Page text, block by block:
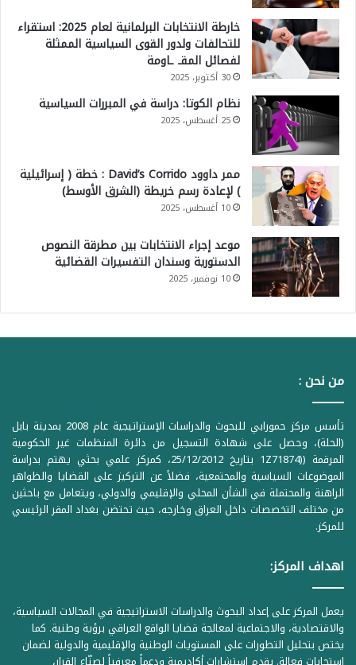
خارطة الانتخابات البرلمانية لعام 2025: استقراء
للتحالفات ولدور القوى السياسية الممثلة
لفصائل المقـ ـاومة
30 أكتوبر، 2025
نظام الكوتا: دراسة في المبررات السياسية
25 أغسطس، 2025
ممر داوود David’s Corrido : خطة ( إسرائيلية
) لإعادة رسم خريطة (الشرق الأوسط)
10 أغسطس، 2025
موعد إجراء الانتخابات بين مطرقة النصوص
الدستورية وسندان التفسيرات القضائية
10 نوفمبر، 2025
من نحن :
تأسس مركز حمورابي للبحوث والدراسات الإستراتيجية عام 2008 بمدينة بابل
(الحلة)، وحصل على شهادة التسجيل من دائرة المنظمات غير الحكومية
المرقمة ((1Z71874 بتاريخ 25/12/2012، كمركز علمي بحثي يهتم بدراسة
الموضوعات السياسية والمجتمعية، فضلاً عن التركيز على القضايا والظواهر
الراهنة والمحتملة في الشأن المحلي والإقليمي والدولي، ويتعامل مع باحثين
من مختلف التخصصات داخل العراق وخارجه، حيث تحتضن بغداد المقر الرئيسي
للمركز.
اهداف المركز:
يعمل المركز على إعداد البحوث والدراسات الاستراتيجية في المجالات السياسية،
والاقتصادية، والاجتماعية لمعالجة قضايا الواقع العراقي برؤية وطنية. كما
يختص بتحليل التطورات على المستويات الوطنية والإقليمية والدولية لضمان